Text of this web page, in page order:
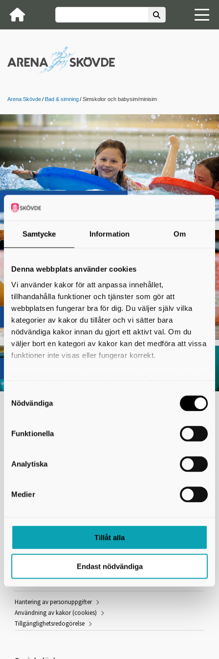
Samtycke Information Om
Denna webbplats använder cookies
Vi använder kakor för att anpassa innehållet,
tillhandahålla funktioner och tjänster som gör att
webbplatsen fungerar bra för dig. Du väljer själv vilka
kategorier av kakor du tillåter och vi sätter bara
nödvändiga kakor innan du gjort ett aktivt val. Om du
väljer bort en kategori av kakor kan det medföra att vissa
funktioner inte visas eller fungerar korrekt.
användning av kakor som du hittar längst ner på sidan
Nödvändiga
Funktionella
Analytiska
Medier
Tillåt alla
Endast nödvändiga
Arena Skövde Bad & simning Simskolor och babysim/minisim
Simskolor och vuxensim
Babysim, minisim och drop-in
Hitta till Arena Skövde
541 42
Telefon
Länkar och information
Hantering av personuppgifter
Användning av kakor (cookies)
Tillgänglighetsredogörelse